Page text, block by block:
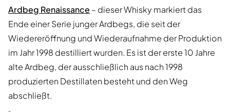
Ardbeg Renaissance – dieser Whisky markiert das
Ende einer Serie junger Ardbegs, die seit der
Wiedereröffnung und Wiederaufnahme der Produktion
im Jahr 1998 destilliert wurden. Es ist der erste 10 Jahre
alte Ardbeg, der ausschließlich aus nach 1998
produzierten Destillaten besteht und den Weg
abschließt.